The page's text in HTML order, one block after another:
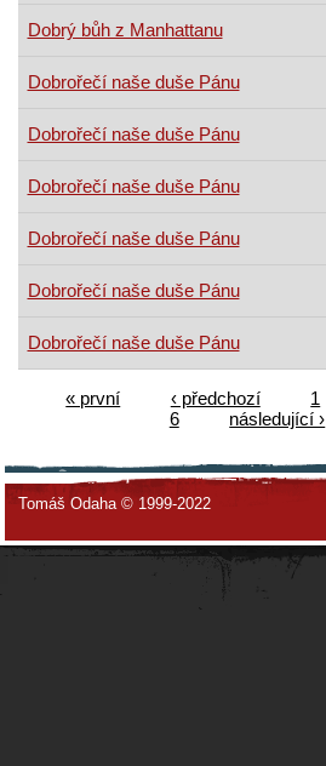
Dobrý bůh z Manhattanu
Dobrořečí naše duše Pánu
Dobrořečí naše duše Pánu
Dobrořečí naše duše Pánu
Dobrořečí naše duše Pánu
Dobrořečí naše duše Pánu
Dobrořečí naše duše Pánu
« první ‹ předchozí 1
6
následující ›
Tomáš Odaha © 1999-2022